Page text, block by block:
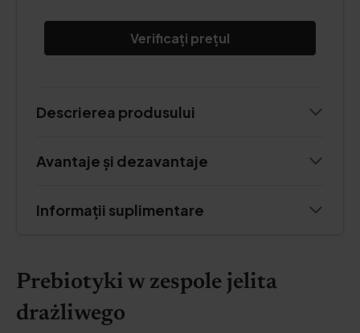
Verificați prețul
Descrierea produsului
Avantaje și dezavantaje
Informații suplimentare
Prebiotyki w zespole jelita
drażliwego